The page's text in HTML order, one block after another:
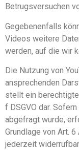
Betrugsversuchen
Gegebenenfalls
Videos weitere
werden, auf die wir
Die Nutzung von
ansprechenden
stellt ein
f DSGVO dar.
abgefragt wurde,
Grundlage von Art.
jederzeit